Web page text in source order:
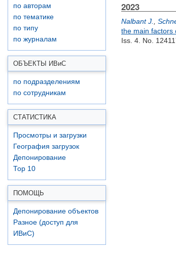
по авторам
по тематике
по типу
по журналам
ОБЪЕКТЫ ИВиС
по подразделениям
по сотрудникам
СТАТИСТИКА
Просмотры и загрузки
География загрузок
Депонирование
Top 10
ПОМОЩЬ
Депонирование объектов
Разное (доступ для
ИВиС)
2023
Nalbant J.
the main factors
Iss. 4. No.